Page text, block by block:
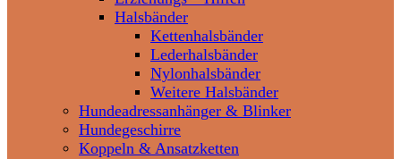
Halsbänder
Kettenhalsbänder
Lederhalsbänder
Nylonhalsbänder
Weitere Halsbänder
Hundeadressanhänger & Blinker
Hundegeschirre
Koppeln & Ansatzketten